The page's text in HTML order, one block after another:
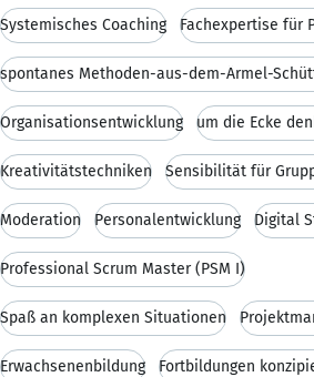
Systemisches Coaching Fachexpertise für
spontanes Methoden-aus-dem-Ärmel-
Organisationsentwicklung um die Ecke
Kreativitätstechniken Sensibilität für
Moderation Personalentwicklung Digital
Professional Scrum Master (PSM I)
Spaß an komplexen Situationen
Erwachsenenbildung Fortbildungen